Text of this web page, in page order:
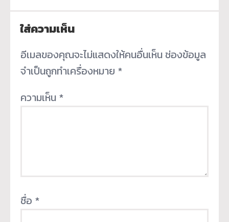
ใส่ความเห็น
อีเมลของคุณจะไม่แสดงให้คนอื่นเห็น ช่องข้อมูล
จำเป็นถูกทำเครื่องหมาย *
ความเห็น *
ชื่อ *